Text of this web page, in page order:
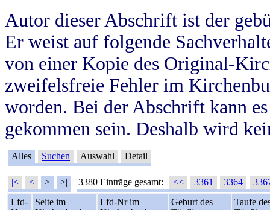
Autor dieser Abschrift ist der
Er weist auf folgende
von einer Kopie des Original-
zweifelsfreie Fehler im
worden. Bei der Abschrift kann
gekommen sein. Deshalb wird
Alles Suchen Auswahl Detail
|< < > >| 3380 Einträge gesamt: << 3361 3364
Lfd-
Seite im
Lfd-Nr im
Geburt des
Taufe